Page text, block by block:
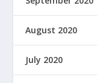
August 2020
July 2020